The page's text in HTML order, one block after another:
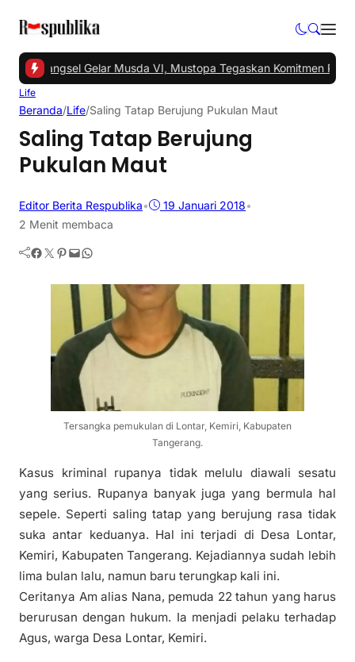
PKS Tangsel Gelar Musda VI, Mustopa Tegaskan Komitmen PKS
Life
Beranda/Life/Saling Tatap Berujung Pukulan Maut
Saling Tatap Berujung
Pukulan Maut
Editor Berita Respublika• 19 Januari 2018•
2 Menit membaca
Facebook Twitter Pinterest Mail WhatsApp
Tersangka pemukulan di Lontar, Kemiri, Kabupaten
Tangerang.
Kasus kriminal rupanya tidak melulu diawali sesatu
yang serius. Rupanya banyak juga yang bermula hal
sepele. Seperti saling tatap yang berujung rasa tidak
suka antar keduanya. Hal ini terjadi di Desa Lontar,
Kemiri, Kabupaten Tangerang. Kejadiannya sudah lebih
lima bulan lalu, namun baru terungkap kali ini.
Ceritanya Am alias Nana, pemuda 22 tahun yang harus
berurusan dengan hukum. Ia menjadi pelaku terhadap
Agus, warga Desa Lontar, Kemiri.